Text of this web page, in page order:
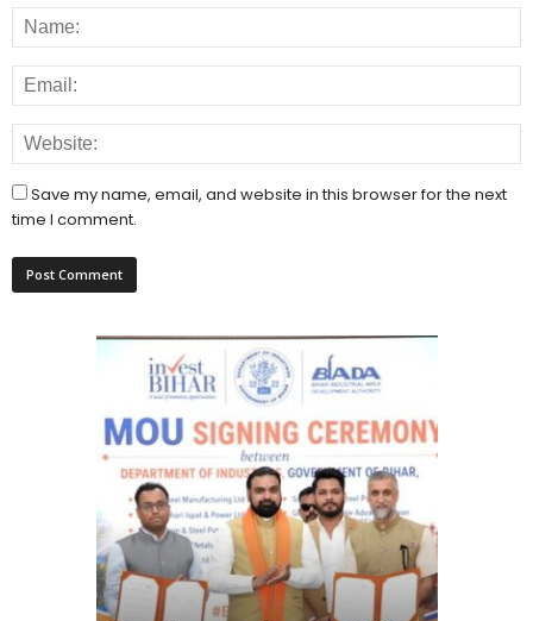
Save my name, email, and website in this browser for the next
time I comment.